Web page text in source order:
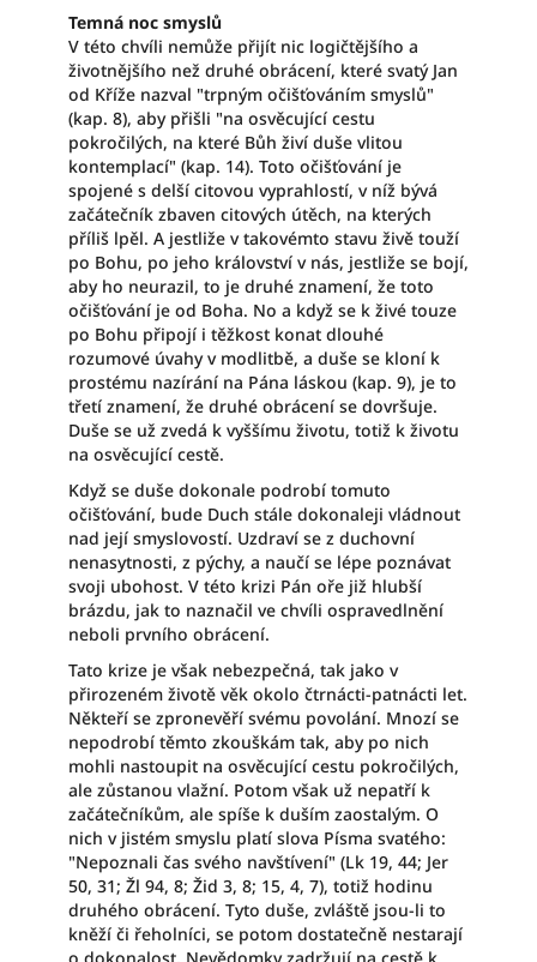
Temná noc smyslů
V této chvíli nemůže přijít nic logičtějšího a
životnějšího než druhé obrácení, které svatý Jan
od Kříže nazval "trpným očišťováním smyslů"
(kap. 8), aby přišli "na osvěcující cestu
pokročilých, na které Bůh živí duše vlitou
kontemplací" (kap. 14). Toto očišťování je
spojené s delší citovou vyprahlostí, v níž bývá
začátečník zbaven citových útěch, na kterých
příliš lpěl. A jestliže v takovémto stavu živě touží
po Bohu, po jeho království v nás, jestliže se bojí,
aby ho neurazil, to je druhé znamení, že toto
očišťování je od Boha. No a když se k živé touze
po Bohu připojí i těžkost konat dlouhé
rozumové úvahy v modlitbě, a duše se kloní k
prostému nazírání na Pána láskou (kap. 9), je to
třetí znamení, že druhé obrácení se dovršuje.
Duše se už zvedá k vyššímu životu, totiž k životu
na osvěcující cestě.
Když se duše dokonale podrobí tomuto
očišťování, bude Duch stále dokonaleji vládnout
nad její smyslovostí. Uzdraví se z duchovní
nenasytnosti, z pýchy, a naučí se lépe poznávat
svoji ubohost. V této krizi Pán oře již hlubší
brázdu, jak to naznačil ve chvíli ospravedlnění
neboli prvního obrácení.
Tato krize je však nebezpečná, tak jako v
přirozeném životě věk okolo čtrnácti-patnácti let.
Někteří se zpronevěří svému povolání. Mnozí se
nepodrobí těmto zkouškám tak, aby po nich
mohli nastoupit na osvěcující cestu pokročilých,
ale zůstanou vlažní. Potom však už nepatří k
začátečníkům, ale spíše k duším zaostalým. O
nich v jistém smyslu platí slova Písma svatého:
"Nepoznali čas svého navštívení" (Lk 19, 44; Jer
50, 31; Žl 94, 8; Žid 3, 8; 15, 4, 7), totiž hodinu
druhého obrácení. Tyto duše, zvláště jsou-li to
kněží či řeholníci, se potom dostatečně nestarají